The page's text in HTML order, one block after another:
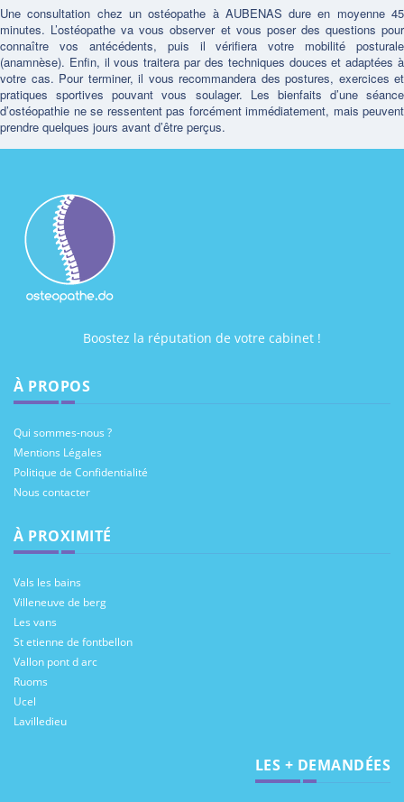
Une consultation chez un ostéopathe à AUBENAS dure en moyenne 45
minutes. L’ostéopathe va vous observer et vous poser des questions pour
connaître vos antécédents, puis il vérifiera votre mobilité posturale
(anamnèse). Enfin, il vous traitera par des techniques douces et adaptées à
votre cas. Pour terminer, il vous recommandera des postures, exercices et
pratiques sportives pouvant vous soulager. Les bienfaits d’une séance
d’ostéopathie ne se ressentent pas forcément immédiatement, mais peuvent
prendre quelques jours avant d’être perçus.
Boostez la réputation de votre cabinet !
À PROPOS
Qui sommes-nous ?
Mentions Légales
Politique de Confidentialité
Nous contacter
À PROXIMITÉ
Vals les bains
Villeneuve de berg
Les vans
St etienne de fontbellon
Vallon pont d arc
Ruoms
Ucel
Lavilledieu
LES + DEMANDÉES